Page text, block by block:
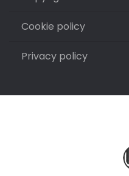
Cookie policy
Privacy policy